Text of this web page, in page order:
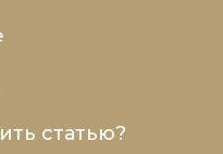
статью?